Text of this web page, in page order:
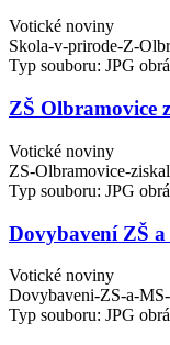
Votické noviny
Skola-v-prirode-Z-
Typ souboru: JPG
ZŠ Olbramovice
Votické noviny
ZS-Olbramovice-
Typ souboru: JPG
Dovybavení ZŠ
Votické noviny
Dovybaveni-ZS-a-
Typ souboru: JPG